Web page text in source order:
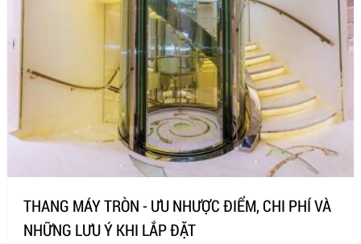
THANG MÁY TRÒN - ƯU NHƯỢC ĐIỂM, CHI PHÍ VÀ
NHỮNG LƯU Ý KHI LẮP ĐẶT